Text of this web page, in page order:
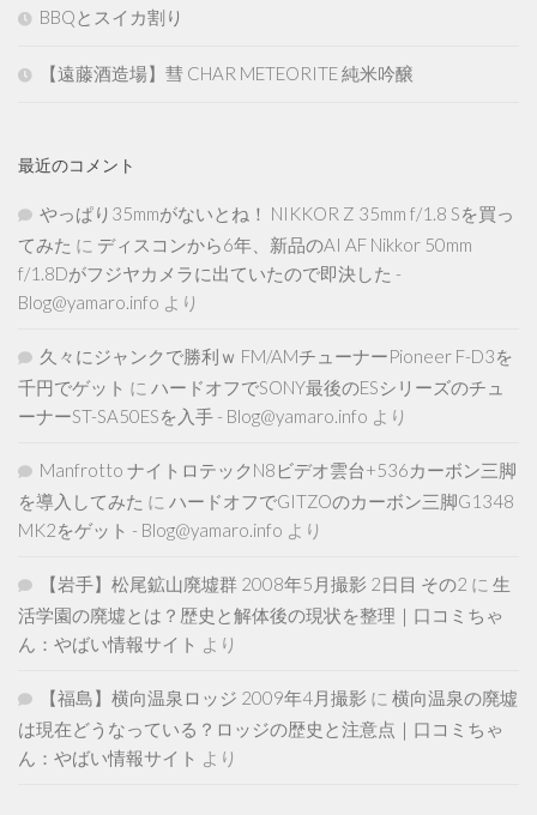
BBQとスイカ割り
【遠藤酒造場】彗 CHAR METEORITE 純米吟醸
最近のコメント
やっぱり35mmがないとね！ NIKKOR Z 35mm f/1.8 Sを買っ
てみた に ディスコンから6年、新品のAI AF Nikkor 50mm
f/1.8Dがフジヤカメラに出ていたので即決した -
Blog@yamaro.info より
久々にジャンクで勝利ｗ FM/AMチューナーPioneer F-D3を
千円でゲット に ハードオフでSONY最後のESシリーズのチュ
ーナーST-SA50ESを入手 - Blog@yamaro.info より
Manfrotto ナイトロテックN8ビデオ雲台+536カーボン三脚
を導入してみた に ハードオフでGITZOのカーボン三脚G1348
MK2をゲット - Blog@yamaro.info より
【岩手】松尾鉱山廃墟群 2008年5月撮影 2日目 その2 に 生
活学園の廃墟とは？歴史と解体後の現状を整理｜口コミちゃ
ん：やばい情報サイト より
【福島】横向温泉ロッジ 2009年4月撮影 に 横向温泉の廃墟
は現在どうなっている？ロッジの歴史と注意点｜口コミちゃ
ん：やばい情報サイト より